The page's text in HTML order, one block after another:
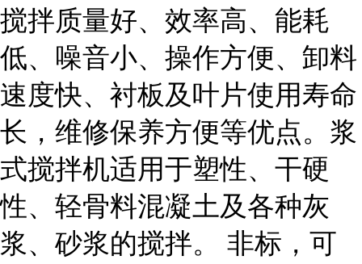
搅拌质量好、效率高、能耗
低、噪音小、操作方便、卸料
速度快、衬板及叶片使用寿命
长，维修保养方便等优点。浆
式搅拌机适用于塑性、干硬
性、轻骨料混凝土及各种灰
浆、砂浆的搅拌。 非标，可